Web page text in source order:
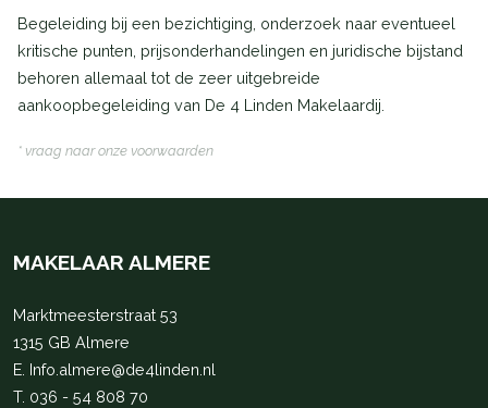
Begeleiding bij een bezichtiging, onderzoek naar eventueel
kritische punten, prijsonderhandelingen en juridische bijstand
behoren allemaal tot de zeer uitgebreide
aankoopbegeleiding van De 4 Linden Makelaardij.
* vraag naar onze voorwaarden
MAKELAAR ALMERE
Marktmeesterstraat 53
1315 GB Almere
E. Info.almere@de4linden.nl
T. 036 - 54 808 70